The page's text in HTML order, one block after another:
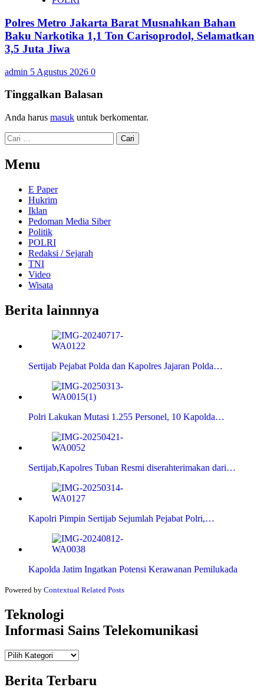
Polres Metro Jakarta Barat Musnahkan Bahan
Baku Narkotika 1,1 Ton Carisoprodol, Selamatkan
3,5 Juta Jiwa
admin 5 Agustus 2026 0
Tinggalkan Balasan
Anda harus masuk untuk berkomentar.
Cari
untuk:
Menu
E Paper
Hukrim
Iklan
Pedoman Media Siber
Politik
POLRI
Redaksi / Sejarah
TNI
Video
Wisata
Berita lainnnya
Sertijab Pejabat Polda dan Kapolres Jajaran Polda…
Polri Lakukan Mutasi 1.255 Personel, 10 Kapolda…
Sertijab,Kapolres Tuban Resmi diserahterimakan dari…
Kapolri Pimpin Sertijab Sejumlah Pejabat Polri,…
Kapolda Jatim Ingatkan Potensi Kerawanan Pemilukada
Powered by Contextual Related Posts
Teknologi
Informasi Sains Telekomunikasi
Teknologi
Berita Terbaru